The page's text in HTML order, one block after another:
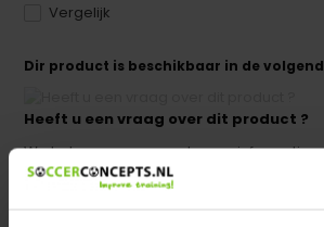
Vergelijk
Dir product is beschikbaar in de
Heeft u een vraag over dit product ?
We helpen u graag met meer informatie
Verstuur email